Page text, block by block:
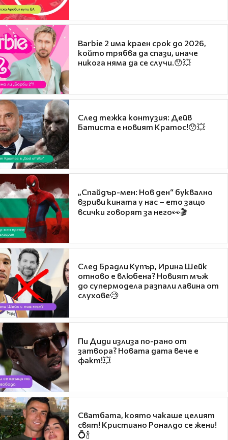
Barbie 2 има краен срок до 2026,
който трябва да спази, иначе
никога няма да се случи.😯💥
След тежка контузия: Дейв
Батиста е новият Кратос!😯💥
„Спайдър-мен: Нов ден“ буквално
взриви кината у нас – ето защо
всички говорят за него👀🎬
След Брадли Купър, Ирина Шейк
отново е влюбена? Новият мъж
до супермодела разпали лавина от
слухове🧐
Пи Диди излиза по-рано от
затвора? Новата дата вече е
факт!💥
Сватбата, която чакаше целият
свят! Кристиано Роналдо се жени!
💍🍾